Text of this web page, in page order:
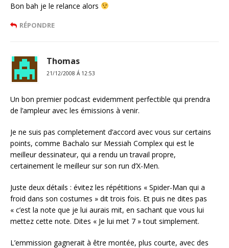
Bon bah je le relance alors
RÉPONDRE
Thomas
21/12/2008 Á 12:53
Un bon premier podcast evidemment perfectible qui prendra
de l’ampleur avec les émissions à venir.
Je ne suis pas completement d’accord avec vous sur certains
points, comme Bachalo sur Messiah Complex qui est le
meilleur dessinateur, qui a rendu un travail propre,
certainement le meilleur sur son run d’X-Men.
Juste deux détails : évitez les répétitions « Spider-Man qui a
froid dans son costumes » dit trois fois. Et puis ne dites pas
« c’est la note que je lui aurais mit, en sachant que vous lui
mettez cette note. Dites « Je lui met 7 » tout simplement.
L’emmission gagnerait à être montée, plus courte, avec des